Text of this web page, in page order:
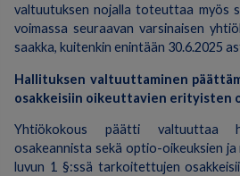
valtuutuksen nojalla toteuttaa myös
voimassa seuraavan varsinaisen
saakka, kuitenkin enintään 30.6.2025
Hallituksen valtuuttaminen
osakkeisiin oikeuttavien erityisten
Yhtiökokous päätti valtuuttaa
osakeannista sekä optio-oikeuksien
luvun 1 §:ssä tarkoitettujen